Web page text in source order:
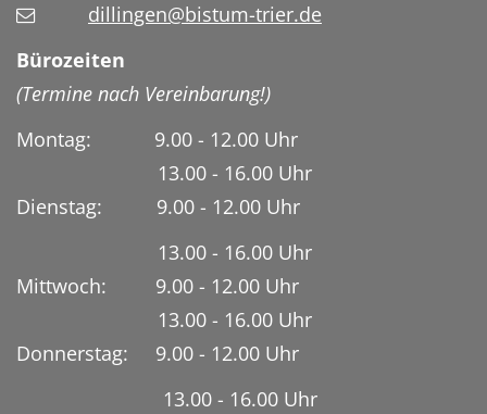
dillingen@bistum-trier.de
Bürozeiten
(Termine nach Vereinbarung!)
Montag: 9.00 - 12.00 Uhr
13.00 - 16.00 Uhr
Dienstag:
9.00 - 12.00 Uhr
13.00 - 16.00 Uhr
Mittwoch: 9.00 - 12.00 Uhr
13.00 - 16.00 Uhr
Donnerstag: 9.00 - 12.00 Uhr
13.00 - 16.00 Uhr